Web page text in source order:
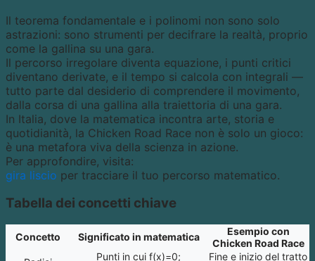
Il teorema fondamentale e i polinomi non sono solo
astrazioni: sono strumenti per decifrare la realtà, proprio
come la gallina su una gara.
Il percorso irregolare diventa equazione, i punti critici
diventano derivate, e il tempo si calcola con integrali —
tutto parte dal desiderio di comprendere il movimento,
dalla corsa di una gallina alla traiettoria di una gara.
In Italia, dove la matematica incontra arte, storia e
quotidianità, la Chicken Road Race non è solo un gioco:
è una metafora viva della scienza in azione.
Per approfondire, visita:
gira liscio per tracciare il tuo percorso matematico.
Tabella dei concetti chiave
Concetto Significato in matematica
Esempio con
Chicken Road Race
Punti in cui f(x)=0;
Fine e inizio del tratto